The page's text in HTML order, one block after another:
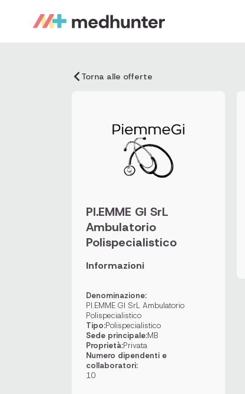
Torna alle offerte
PI.EMME GI SrL
Ambulatorio
Polispecialistico
Informazioni
Denominazione:
PI.EMME GI SrL Ambulatorio
Polispecialistico
Tipo:Polispecialistico
Sede principale:MB
Proprietà:Privata
Numero dipendenti e
collaboratori:
10